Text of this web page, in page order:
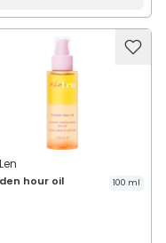
hour oil 100 ml